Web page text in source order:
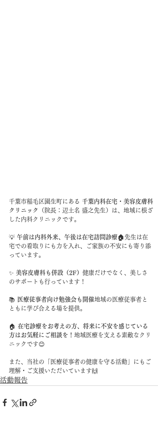
千葉市稲毛区園生町にある 千葉内科在宅・美容皮膚科
クリニック
（院長：辺土名 盛之先生）は、地域に根ざ
した内科クリニックです。
💡 午前は内科外来、午後は在宅訪問診療🏠 先生は在
宅での看取りにも力を入れ、ご家族の不安にも寄り添
っています。
✨ 美容皮膚科も併設（2F） 健康だけでなく、美しさ
のサポートも行っています！
📚 医療従事者向け勉強会も開催地域の医療従事者と
ともに学び合える場を提供。
🏠 在宅診療をお考えの方、将来に不安を感じている
方はお気軽にご相談を！ 地域医療を支える素敵なクリ
ニックです😊
また、当社の「医療従事者の健康を守る活動」にもご
理解・ご支援いただいています🙌
活動報告